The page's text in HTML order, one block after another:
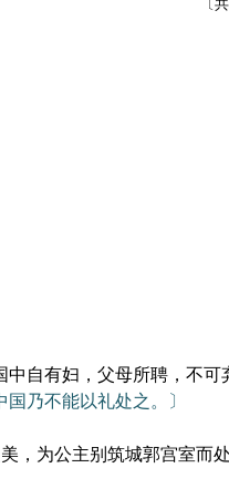
〔
自有妇，父母所聘，不可
乃不能以礼处之。〕
为公主别筑城郭宫室而